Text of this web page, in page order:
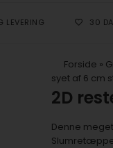
LEVERING 30
Forside »
syet af 6 cm
2D
Denne